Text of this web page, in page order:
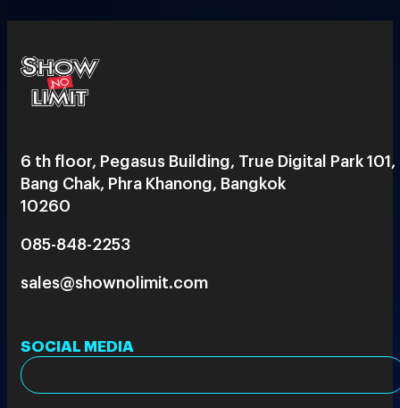
6 th floor, Pegasus Building, True Digital Park 101,
Bang Chak, Phra Khanong, Bangkok
10260
085-848-2253
sales@shownolimit.com
SOCIAL MEDIA